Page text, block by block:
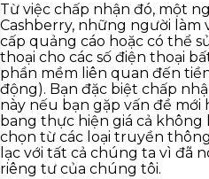
Từ việc chấp nhận đó, một
Cashberry, những người làm
cấp quảng cáo hoặc có thể
thoại cho các số điện thoại
phần mềm liên quan đến
động). Bạn đặc biệt chấp
này nếu bạn gặp vấn đề
bang thực hiện giá cả không
chọn từ các loại truyền
lạc với tất cả chúng ta vì đã
riêng tư của chúng tôi.